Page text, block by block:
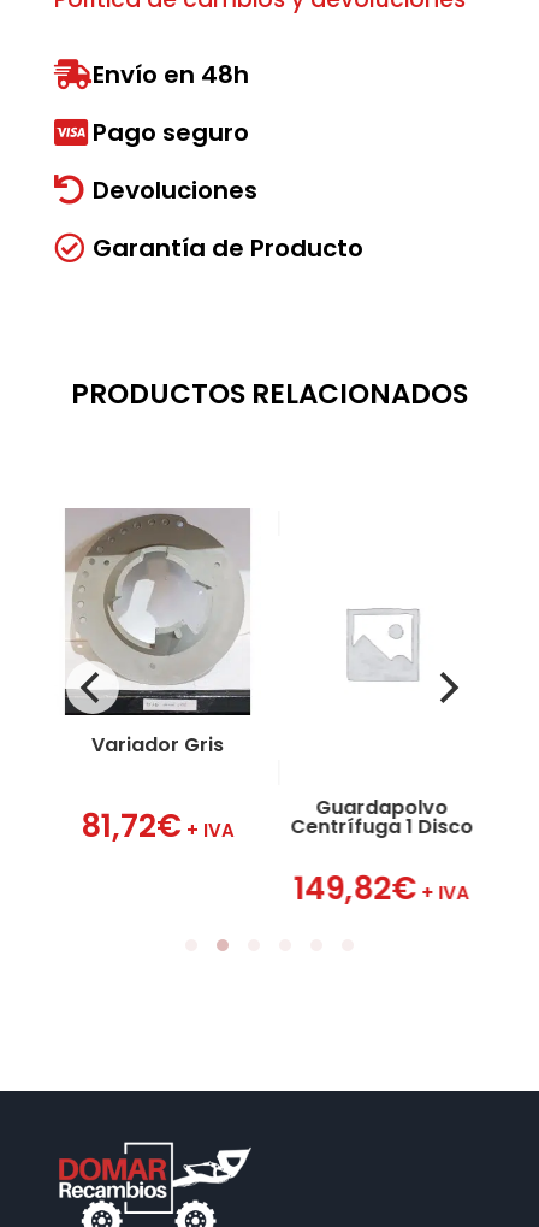
Envío en 48h
 Pago seguro
 Devoluciones
 Garantía de Producto
PRODUCTOS RELACIONADOS
Variador Gris
81,72€ + IVA
Guardapolvo
Centrífuga 1 Disco
149,82€ + IVA